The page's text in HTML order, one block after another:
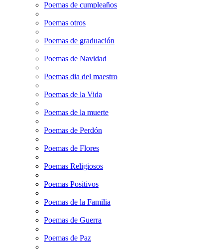
Poemas de cumpleaños
Poemas otros
Poemas de graduación
Poemas de Navidad
Poemas dia del maestro
Poemas de la Vida
Poemas de la muerte
Poemas de Perdón
Poemas de Flores
Poemas Religiosos
Poemas Positivos
Poemas de la Familia
Poemas de Guerra
Poemas de Paz